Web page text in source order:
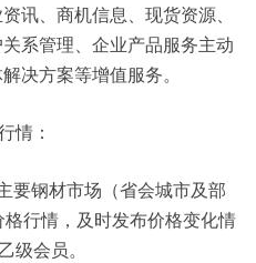
讯、商机信息、现货资源、
系管理、企业产品服务主动
决方案等增值服务。
情：
要钢材市场（省会城市及部
行情，及时发布价格变化情
级会员。